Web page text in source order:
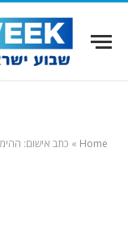
Home
» כתב אישום: ההימור